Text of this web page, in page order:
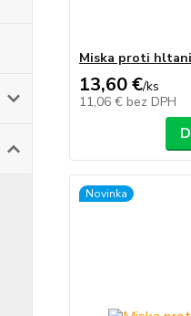
Miska proti
13,60 €/ks
11,06 € bez DPH
Novinka